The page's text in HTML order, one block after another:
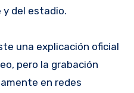
y del estadio.
una explicación oficial
pero la grabación
en redes